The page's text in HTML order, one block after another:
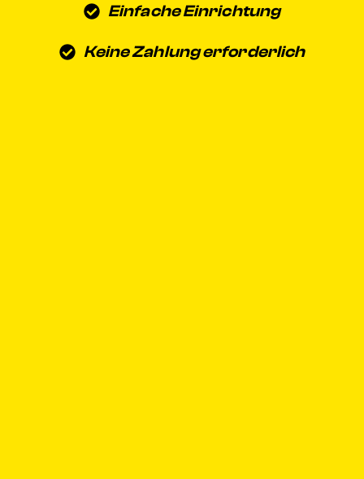
Einfache Einrichtung
Keine Zahlung erforderlich